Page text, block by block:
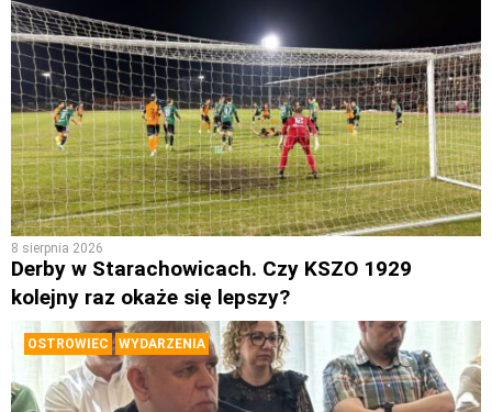
8 sierpnia 2026
Derby w Starachowicach. Czy KSZO 1929
kolejny raz okaże się lepszy?
OSTROWIEC WYDARZENIA